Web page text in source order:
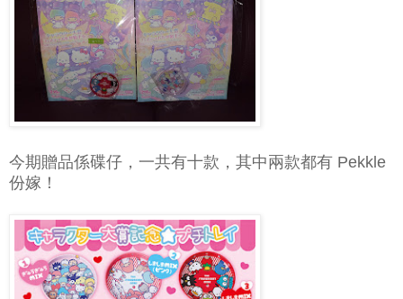
今期贈品係碟仔，一共有十款，其中兩款都有 Pekkle
份嫁！